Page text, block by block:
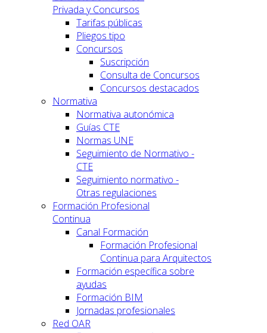
Privada y Concursos
Tarifas públicas
Pliegos tipo
Concursos
Suscripción
Consulta de Concursos
Concursos destacados
Normativa
Normativa autonómica
Guías CTE
Normas UNE
Seguimiento de Normativo -
CTE
Seguimiento normativo -
Otras regulaciones
Formación Profesional
Continua
Canal Formación
Formación Profesional
Continua para Arquitectos
Formación específica sobre
ayudas
Formación BIM
Jornadas profesionales
Red OAR